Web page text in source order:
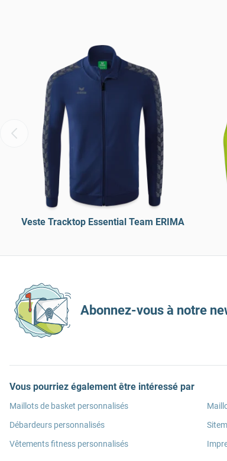
Veste Tracktop Essential Team ERIMA
Abonnez-vous à notre
Vous pourriez également être intéressé par
Maillots de basket personnalisés
Débardeurs personnalisés
Vêtements fitness personnalisés